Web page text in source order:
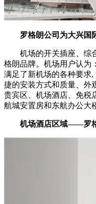
罗格朗公司为大兴国
机场的开关插座、综合
格朗品牌。机场用户认为
满足了新机场的各种要求
捷的安装方式和质量、外
贵宾区、机场酒店、免税
航城安置房和东航办公大
机场酒店区域——罗格